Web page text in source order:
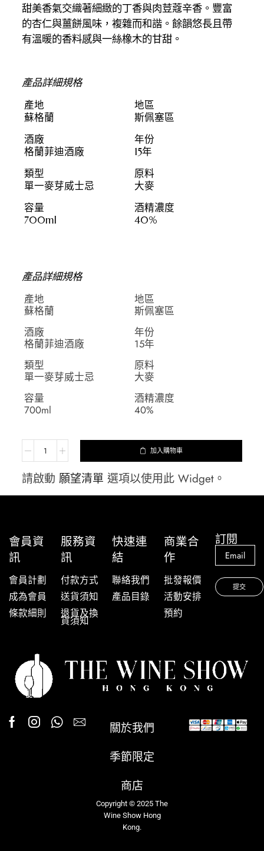
甜美香氣交織著細緻的丁香與肉荳蔻辛香。豐富
的杏仁與薑餅風味，複雜而和諧。餘韻悠長且帶
有溫暖的香料感與一絲橡木的甘甜。
產品詳細規格
產地
蘇格蘭
地區
斯佩塞區
酒廠
格蘭菲迪酒廠
年份
15年
類型
單一麥芽威士忌
原料
大麥
容量
700ml
酒精濃度
40%
產品詳細規格
產地
蘇格蘭
地區
斯佩塞區
酒廠
格蘭菲迪酒廠
年份
15年
類型
單一麥芽威士忌
原料
大麥
容量
700ml
酒精濃度
40%
加入購物車
請啟動願望清單 選項以使用此 Widget。
會員資
訊
會員計劃
成為會員
條款細則
服務資
訊
付款方式
送貨須知
退貨及換
貨須知
快速連
結
聯絡我們
產品目錄
商業合
作
批發報價
活動安排
預約
訂閱
關於我們
季節限定
商店
Copyright © 2025 The
Wine Show Hong
Kong.